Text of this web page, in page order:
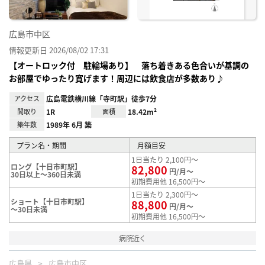
広島市中区
情報更新日 2026/08/02 17:31
【オートロック付 駐輪場あり】 落ち着きある色合いが基調の
お部屋でゆったり寛げます！周辺には飲食店が多数あり♪
アクセス 広島電鉄横川線「寺町駅」徒歩7分
間取り 1R 面積 18.42m²
築年数 1989年 6月 築
プラン名・期間 月額目安
ロング【十日市町駅】
30日以上～360日未満
1日当たり 2,100円～
82,800 円/月～
初期費用他 16,500円～
ショート【十日市町駅】
～30日未満
1日当たり 2,300円～
88,800 円/月～
初期費用他 16,500円～
病院近く
広島県 広島市中区